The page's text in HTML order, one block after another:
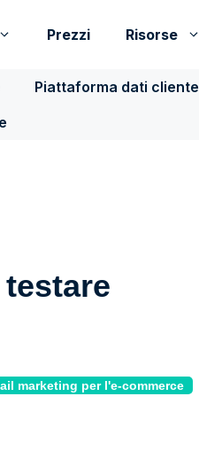
Prezzi Risorse
Piattaforma dati cliente
marketing per l'e-commerce